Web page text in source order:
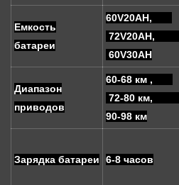
Емкость
батареи
60V20AH,
72V20AH,
60V30AH
Диапазон
приводов
60-68 км ,
72-80 км,
90-98 км
Зарядка батареи 6-8 часов